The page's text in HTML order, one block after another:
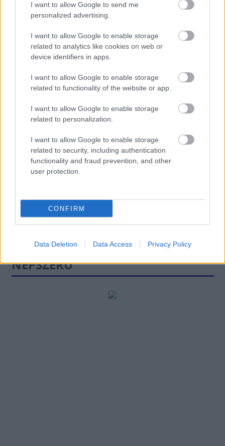
I want to allow Google to send me
personalized advertising.
I want to allow Google to enable storage
related to analytics like cookies on web or
device identifiers in apps.
I want to allow Google to enable storage
related to functionality of the website or app.
I want to allow Google to enable storage
related to personalization.
I want to allow Google to enable storage
related to security, including authentication
functionality and fraud prevention, and other
user protection.
CONFIRM
Data Deletion Data Access Privacy Policy
Megengedi Trump, hogy ukránok gyártsanak
amerikai fegyvereket?
HÍREK 2 órája
Reptéri buszsofőr rúgta le a földre a
robbanószer-drónt Lipcsében
HÍREK 3 órája
NÉPSZERŰ